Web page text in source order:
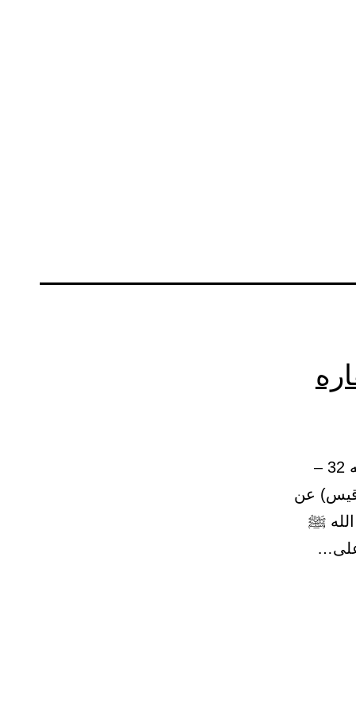
10 – باب تحريم ظلم المسلم وخذله واحتقاره ودمه وعرضه وماله 32 –
قيس) عن
ﷺ
على…